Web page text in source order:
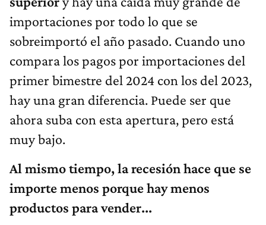
importaciones por todo lo que se
sobreimportó el año pasado. Cuando uno
compara los pagos por importaciones del
primer bimestre del 2024 con los del 2023,
hay una gran diferencia. Puede ser que
ahora suba con esta apertura, pero está
muy bajo.
Al mismo tiempo, la recesión hace que se
importe menos porque hay menos
productos para vender...